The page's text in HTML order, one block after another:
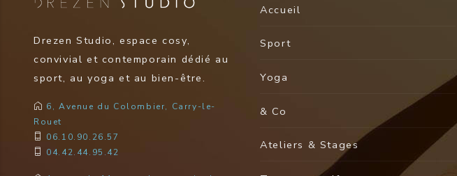
Drezen Studio, espace cosy,
convivial et contemporain dédié au
sport, au yoga et au bien-être.
6, Avenue du Colombier, Carry-le-
Rouet
06.10.90.26.57
04.42.44.95.42
Accueil
Sport
Yoga
& Co
Ateliers & Stages